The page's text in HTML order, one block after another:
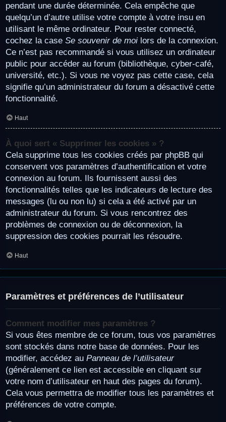
pendant une durée déterminée. Cela empêche que
quelqu’un d’autre utilise votre compte à votre insu en
utilisant le même ordinateur. Pour rester connecté,
cochez la case Se souvenir de moi lors de la connexion.
Ce n’est pas recommandé si vous utilisez un ordinateur
public pour accéder au forum (bibliothèque, cyber-café,
université, etc.). Si vous ne voyez pas cette case, cela
signifie qu’un administrateur du forum a désactivé cette
fonctionnalité.
Haut
À quoi sert « Supprimer les cookies » ?
Cela supprime tous les cookies créés par phpBB qui
conservent vos paramètres d’authentification et votre
connexion au forum. Ils fournissent aussi des
fonctionnalités telles que les indicateurs de lecture des
messages (lu ou non lu) si cela a été activé par un
administrateur du forum. Si vous rencontrez des
problèmes de connexion ou de déconnexion, la
suppression des cookies pourrait les résoudre.
Haut
Paramètres et préférences de l’utilisateur
Comment modifier mes paramètres ?
Si vous êtes membre de ce forum, tous vos paramètres
sont stockés dans notre base de données. Pour les
modifier, accédez au Panneau de l’utilisateur
(généralement ce lien est accessible en cliquant sur
votre nom d’utilisateur en haut des pages du forum).
Cela vous permettra de modifier tous les paramètres et
préférences de votre compte.